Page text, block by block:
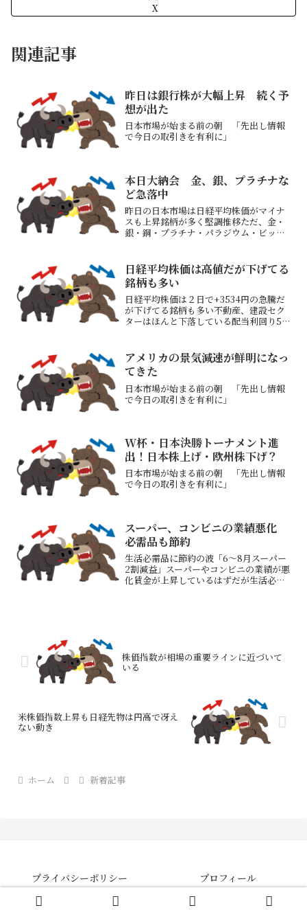
X
関連記事
昨日は銀行株が大幅上昇 続く予
想が出た
日本市場が始まる前の朝 「先出し情報
で今日の取引きを有利に」
本日大納会 金、銀、プラチナな
ど急落中
昨日の日本市場は日経平均株価がマイナ
スも上昇銘柄が多く堅調推移ただ、金・
銀・銅・プラチナ・パラジウム・ビット
チャートの形となった（バイイング・ク
ライマックスか？）出来高...
日経平均株価は高値だが下げてる
銘柄も多い
日経平均株価は２日で+3534円の急騰だ
が下げてる銘柄も多い不動産、建設セク
ターはほんと下落している配当利回り5％
下落している）経験上利回り5％超えで業
績が上昇して...
アメリカの景気減速が鮮明になっ
てきた
日本市場が始まる前の朝 「先出し情報
で今日の取引きを有利に」
W杯・日本決勝トーナメント進
出！日本株上げ・欧州株下げ？
日本市場が始まる前の朝 「先出し情報
で今日の取引きを有利に」
スーパー、コンビニの業績悪化
必需品も節約
生活必需品に節約の波「6～8月スーパー
2割減益」スーパーやコンビニの業績が悪
化賃金が上昇しているはずだが生活必需
株価指数が相場の重要ラインに近づいて
いる
米株価指数上昇も日経先物は円高で冴え
ない動き
ホーム 新着記事
プライバシーポリシー
プロフィール
© 2021 【さきよみ】株・FX・CFDの投資情報ブログ .